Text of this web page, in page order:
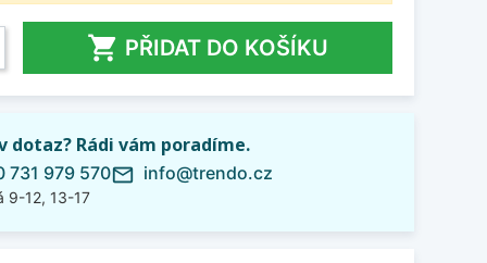
 PŘIDAT DO KOŠÍKU
dotaz? Rádi vám poradíme.
731 979 570
9-12, 13-17
mail_outline info@trendo.cz